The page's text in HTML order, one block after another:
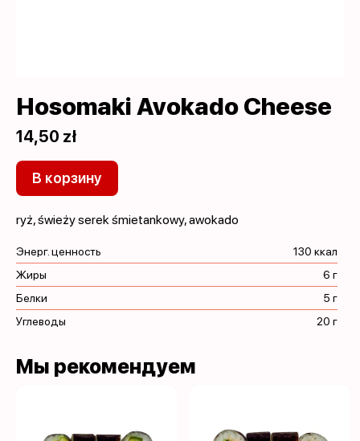
Hosomaki Avokado Cheese
14,50 zł
В корзину
ryż, świeży serek śmietankowy, awokado
Энерг. ценность
130 ккал
Жиры
6 г
Белки
5 г
Углеводы
20 г
Мы рекомендуем